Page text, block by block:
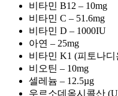
비타민 B12 – 10mg
비타민 C – 51.6mg
비타민 D – 1000IU
아연 – 25mg
비타민 K1 (피토나디
비오틴 – 10mg
셀레늄 – 12.5µg
우르소데옥시콜산